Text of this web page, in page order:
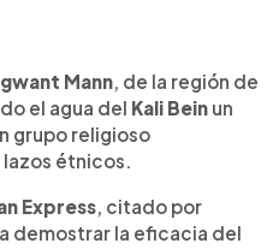
Mann, de la región de
el agua del Kali Bein un
grupo religioso
étnicos.
Express, citado por
demostrar la eficacia del